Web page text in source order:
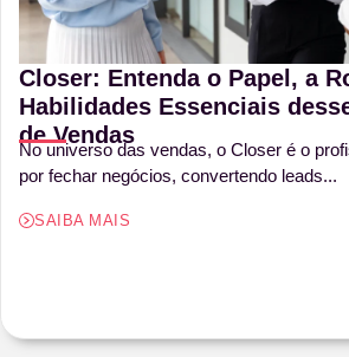
Closer: Entenda o Papel, a
Habilidades Essenciais
de Vendas
No universo das vendas, o Closer é o
por fechar negócios, convertendo leads...
SAIBA MAIS